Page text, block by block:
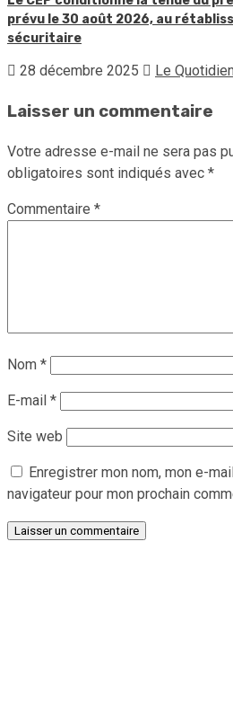
prévu le 30 août 2026, au
sécuritaire
28 décembre 2025 Le
Laisser un commentaire
Votre adresse e-mail ne sera pas
obligatoires sont indiqués avec *
Commentaire *
Nom *
E-mail *
Site web
Enregistrer mon nom, mon e-
navigateur pour mon prochain